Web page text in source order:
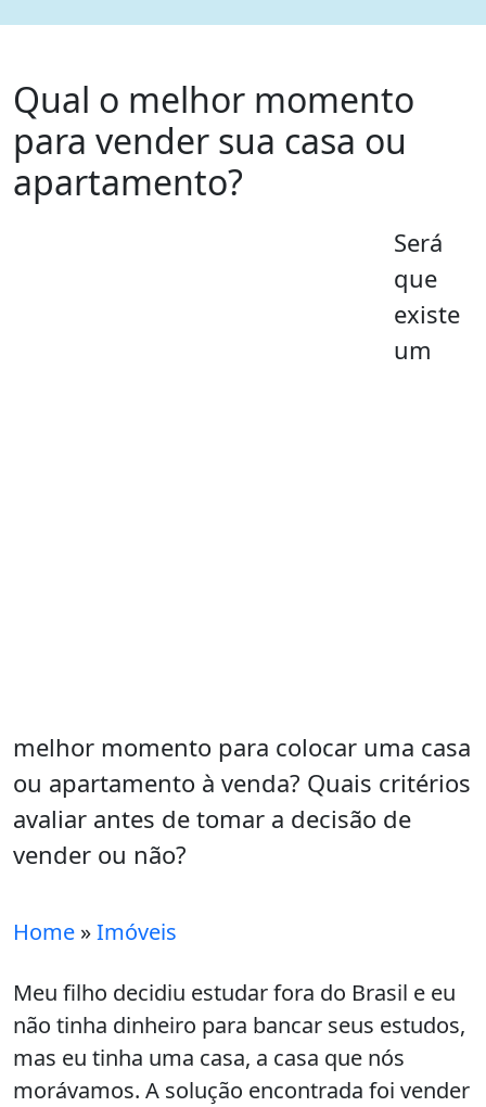
Qual o melhor momento
para vender sua casa ou
apartamento?
Será
que
existe
um
melhor momento para colocar uma casa
ou apartamento à venda? Quais critérios
avaliar antes de tomar a decisão de
vender ou não?
Home »Imóveis
Meu filho decidiu estudar fora do Brasil e eu
não tinha dinheiro para bancar seus estudos,
mas eu tinha uma casa, a casa que nós
morávamos. A solução encontrada foi vender